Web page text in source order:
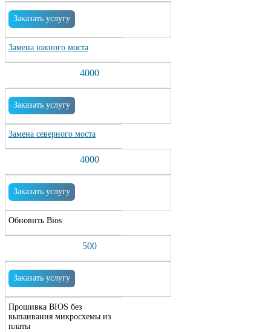
Заказать услугу
Замена южного моста
4000
Заказать услугу
Замена северного моста
4000
Заказать услугу
Обновить Bios
500
Заказать услугу
Прошивка BIOS без
выпаивания микросхемы из
платы